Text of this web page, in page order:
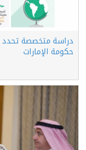
حكومة الإمارات